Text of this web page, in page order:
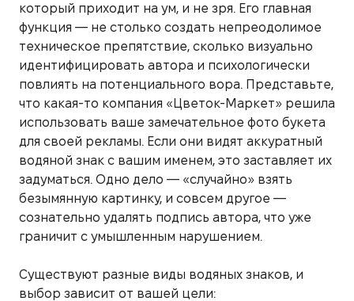
который приходит на ум, и не зря. Его главная
функция — не столько создать непреодолимое
техническое препятствие, сколько визуально
идентифицировать автора и психологически
повлиять на потенциального вора. Представьте,
что какая-то компания «Цветок-Маркет» решила
использовать ваше замечательное фото букета
для своей рекламы. Если они видят аккуратный
водяной знак с вашим именем, это заставляет их
задуматься. Одно дело — «случайно» взять
безымянную картинку, и совсем другое —
сознательно удалять подпись автора, что уже
граничит с умышленным нарушением.
Существуют разные виды водяных знаков, и
выбор зависит от вашей цели: